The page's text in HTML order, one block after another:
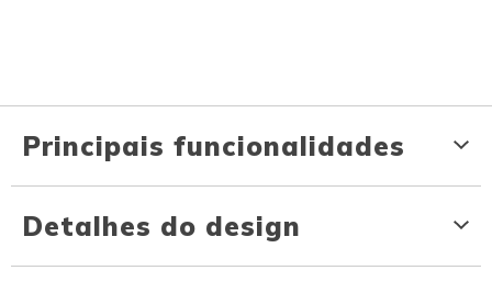
Principais funcionalidades
Detalhes do design